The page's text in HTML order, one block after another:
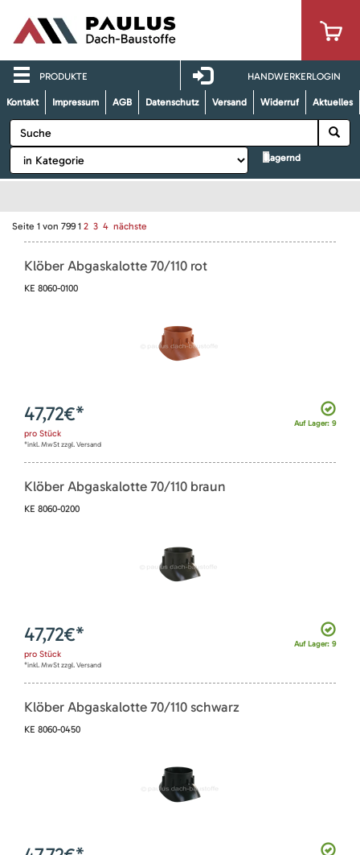
PRODUKTE HANDWERKERLOGIN
Kontakt Impressum AGB Datenschutz Versand Widerruf Aktuelles
lagernd
Seite 1 von 799 1 2 3 4 nächste
Klöber Abgaskalotte 70/110 rot
KE 8060-0100
Auf Lager: 9
47,72€*
pro Stück
*inkl. MwSt zzgl. Versand
Klöber Abgaskalotte 70/110 braun
KE 8060-0200
Auf Lager: 9
47,72€*
pro Stück
*inkl. MwSt zzgl. Versand
Klöber Abgaskalotte 70/110 schwarz
KE 8060-0450